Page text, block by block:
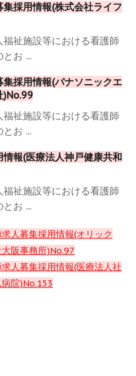
採用情報(株式会社ライフ
祉施設等における看護師
お ...
採用情報(パナソニックエ
)No.99
祉施設等における看護師
お ...
報(医療法人神戸健康共和
祉施設等における看護師
お ...
人募集採用情報(オリック
阪事務所)No.97
人募集採用情報(医療法人社
院)No.153